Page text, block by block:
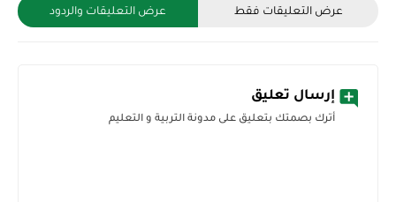
عرض التعليقات فقط عرض التعليقات والردود
إرسال تعليق
أترك بصمتك بتعليق على مدونة التربية و التعليم